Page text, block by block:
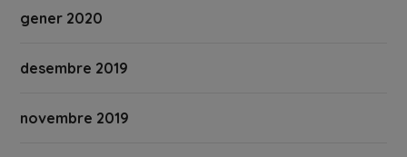
gener 2020
desembre 2019
novembre 2019